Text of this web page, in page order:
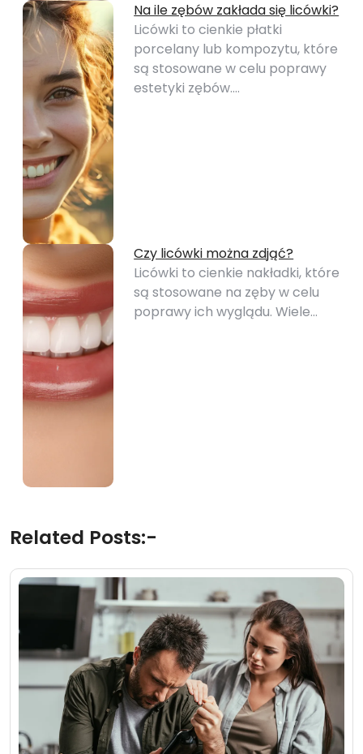
Na ile zębów zakłada się licówki?
Licówki to cienkie płatki
porcelany lub kompozytu, które
są stosowane w celu poprawy
estetyki zębów.…
Czy licówki można zdjąć?
Licówki to cienkie nakładki, które
są stosowane na zęby w celu
poprawy ich wyglądu. Wiele…
Related Posts:-